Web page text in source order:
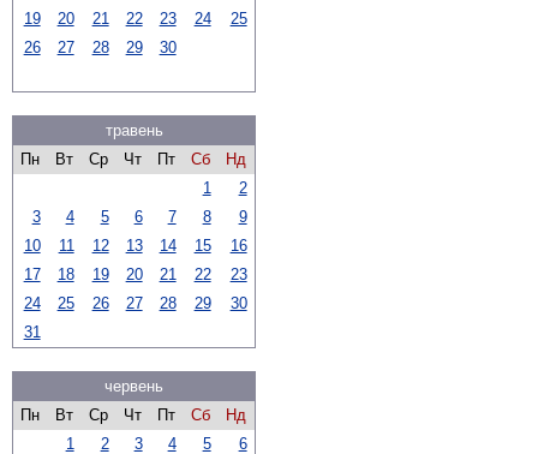
19
20 21 22 23 24
25
26
27 28 29 30
травень
Пн
Вт Ср Чт Пт Сб
Нд
1
2
3
4 5 6 7 8
9
10
11 12 13 14 15
16
17
18 19 20 21 22
23
24
25 26 27 28 29
30
31
червень
Пн
Вт Ср Чт Пт Сб
Нд
1
2 3 4 5
6